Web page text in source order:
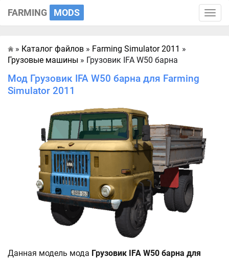
Toggle
FARMING MODS
Главная
» Каталог файлов » Farming Simulator 2011 »
Грузовые машины » Грузовик IFA W50 барна
Мод Грузовик IFA W50 барна для Farming
Simulator 2011
Данная модель мода Грузовик IFA W50 барна для